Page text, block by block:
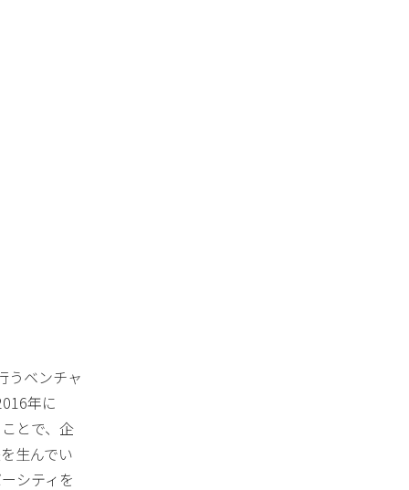
うベンチャ
年に
とで、企
生んでい
シティを